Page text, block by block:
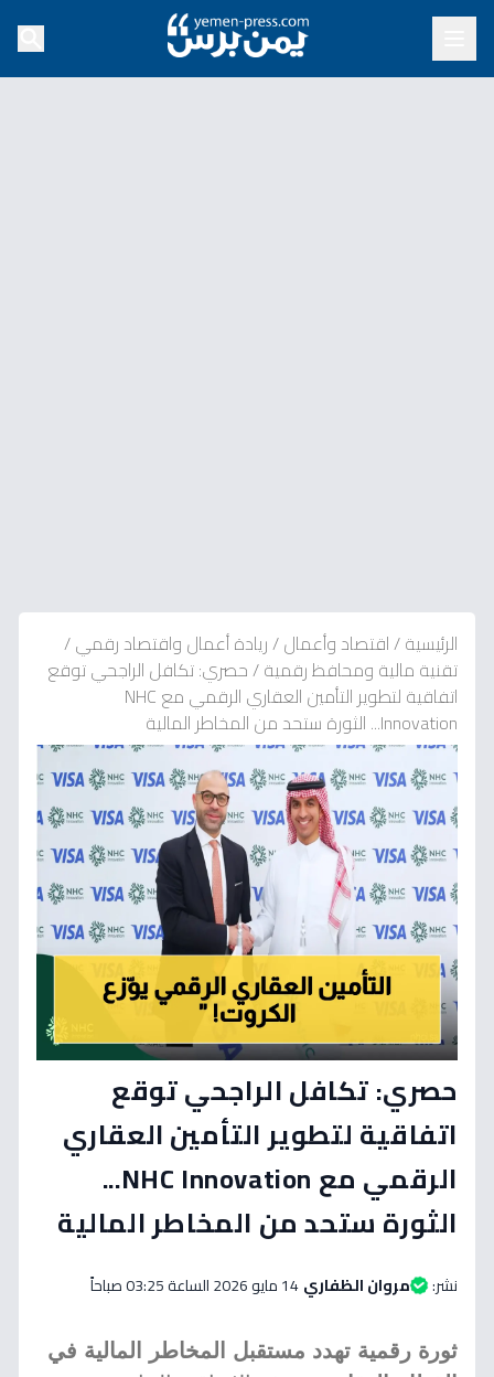
الرئيسية/اقتصاد وأعمال/ريادة أعمال واقتصاد رقمي/
تقنية مالية ومحافظ رقمية/حصري: تكافل الراجحي توقع
اتفاقية لتطوير التأمين العقاري الرقمي مع NHC
Innovation... الثورة ستحد من المخاطر المالية
حصري: تكافل الراجحي توقع
اتفاقية لتطوير التأمين العقاري
الرقمي مع NHC Innovation...
الثورة ستحد من المخاطر المالية
نشر: مروان الظفاري14 مايو 2026 الساعة 03:25 صباحاً
ثورة رقمية تهدد مستقبل المخاطر المالية في